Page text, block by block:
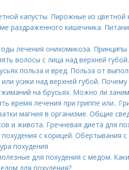
капусты. Пирожные из цветной
раздраженного кишечника.
лечения онихомикоза. Принципы
волосы с лица над верхней
польза и вред. Польза от
усики над верхней губой.
на брусьях. Можно ли
время лечения при гриппе или..
магния в организме. Общие
и живота. Гречневая диета для
с корицей. Обертывания
похудения
для похудения с медом.
для похудения?